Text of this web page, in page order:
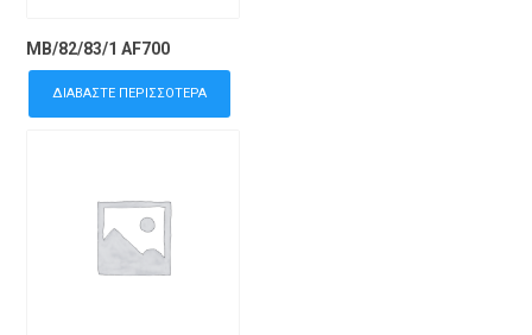
MB/82/83/1 AF700
ΔΙΑΒΆΣΤΕ ΠΕΡΙΣΣΌΤΕΡΑ